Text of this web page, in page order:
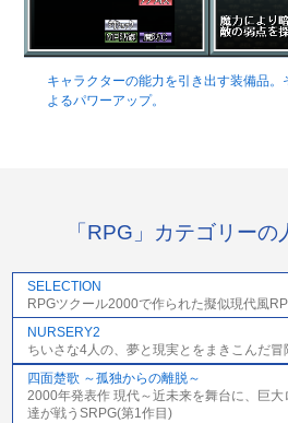
キャラクターの能力を引き出す装備品
よるパワーアップ。
「RPG」カテゴリー
SELECTION
RPGツクール2000で作られた擬似現代風
NURSERY2
ちいさな4人の、夢と現実とをまきこんだ
四面楚歌 ～孤独からの離脱～
2000年発表作 現代～近未来を舞台に、巨
達が戦うSRPG(第1作目)